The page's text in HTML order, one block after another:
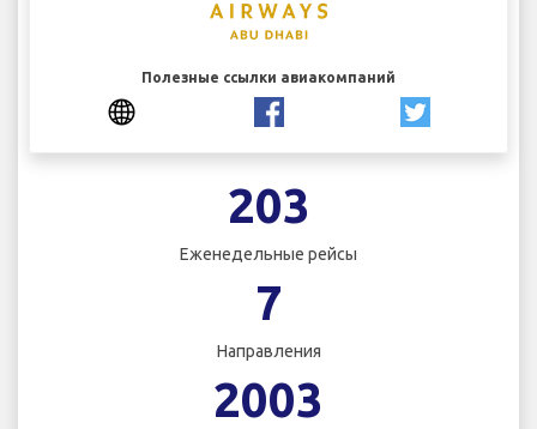
Полезные ссылки авиакомпаний
203
Еженедельные рейсы
7
Направления
2003